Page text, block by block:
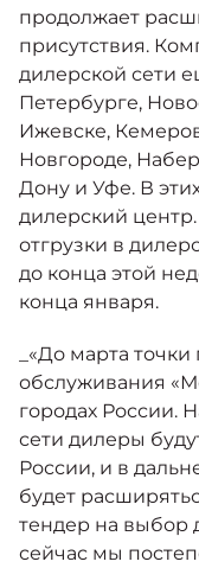
Кредитные
Спецпредложения
Калькулятор
Моторное масло
СЕРВИСНЫЕ АКЦИИ
АКСЕССУАРЫ
КОНТАКТЫ
продолжает
присутствия.
дилерской сети
Петербурге,
Ижевске,
Новгороде,
Дону и Уфе. В
дилерский центр.
отгрузки в
до конца этой
конца января.
_«До марта
обслуживания
городах России.
сети дилеры
России, и в
будет
тендер на выбор
сейчас мы